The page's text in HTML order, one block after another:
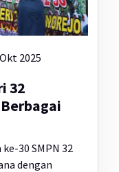
2025
32
30 SMPN 32
dengan